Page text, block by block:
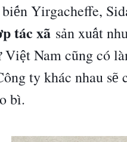
ến Yirgacheffe,
p tác xã sản xuất nh
Việt Nam cũng cólà
ông ty khác nhau sẽ
bì.